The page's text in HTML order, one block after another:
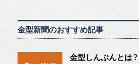
金型新聞のおすすめ記事
金型しんぶんとは？